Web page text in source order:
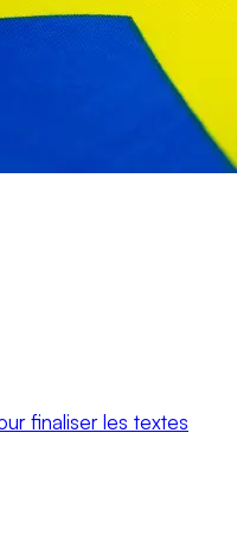
finaliser les textes